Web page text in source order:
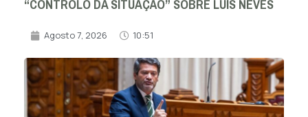
“CONTROLO DA SITUAÇÃO” SOBRE LUÍS NEVES
Agosto 7, 2026 10:51